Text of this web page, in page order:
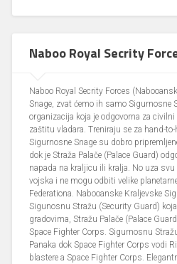
Naboo Royal Secrity
Naboo Royal Secrity Forces
Snage, zvat ćemo ih samo Sigurnosne
organizacija koja je odgovorna za
zaštitu vladara. Treniraju se za hand-
Sigurnosne Snage su dobro
dok je Straža Palače (Palace Guard)
napada na kraljicu ili kralja. No uza
vojska i ne mogu odbiti velike
Federationa. Nabooanske Kraljevske
Sigunosnu Stražu (Security Guard)
gradovima, Stražu Palače (Palace
Space Fighter Corps. Sigurnosnu
Panaka dok Space Fighter Corps vodi
blastere a Space Fighter Corps.